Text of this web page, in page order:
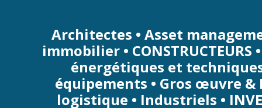
Architectes • Asset
immobilier •
énergétiques et
équipements • Gros œuvre
logistique • Industriels •